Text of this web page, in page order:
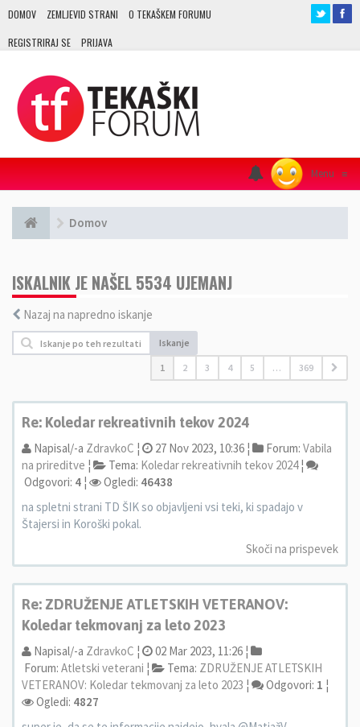
DOMOV ZEMLJEVID STRANI O TEKAŠKEM FORUMU
REGISTRIRAJ SE PRIJAVA
Menu ≡
Domov
ISKALNIK JE NAŠEL 5534 UJEMANJ
Nazaj na napredno iskanje
Iskanje
1 2 3 4 5 … 369
Re: Koledar rekreativnih tekov 2024
Napisal/-a ZdravkoC ¦ 27 Nov 2023, 10:36 ¦ Forum: Vabila
na prireditve ¦ Tema: Koledar rekreativnih tekov 2024¦
Odgovori: 4 ¦ Ogledi: 46438
na spletni strani TD ŠIK so objavljeni vsi teki, ki spadajo v
Štajersi in Koroški pokal.
Skoči na prispevek
Re: ZDRUŽENJE ATLETSKIH VETERANOV:
Koledar tekmovanj za leto 2023
Napisal/-a ZdravkoC ¦
02 Mar 2023, 11:26 ¦
Forum: Atletski veterani ¦ Tema: ZDRUŽENJE ATLETSKIH
VETERANOV: Koledar tekmovanj za leto 2023 ¦ Odgovori: 1 ¦
Ogledi: 4827